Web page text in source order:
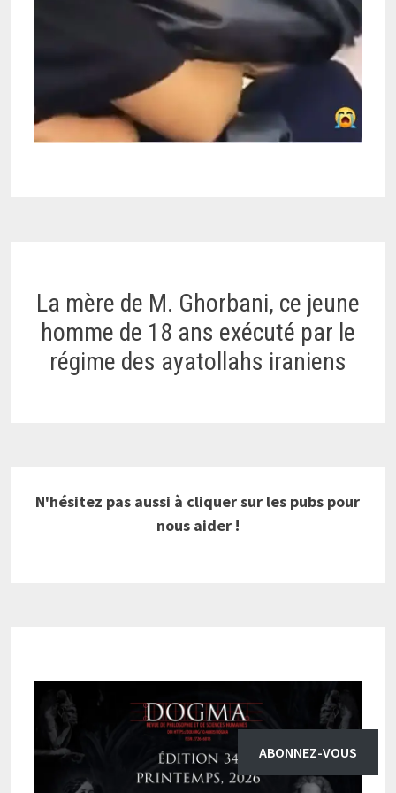
La mère de M. Ghorbani, ce jeune
homme de 18 ans exécuté par le
régime des ayatollahs iraniens
N'hésitez pas aussi à cliquer sur les pubs pour
nous aider !
ABONNEZ-VOUS